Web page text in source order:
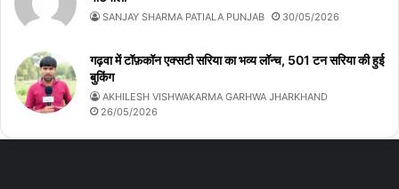
SANJAY SHARMA PATIALA PUNJAB 30/05/2026
गढ़वा में टॉफ़कॉन एक्सटी सरिया का भव्य लॉन्च, 501 टन सरिया की हुई
बुकिंग
AKHILESH VISHWAKARMA GARHWA JHARKHAND
26/05/2026